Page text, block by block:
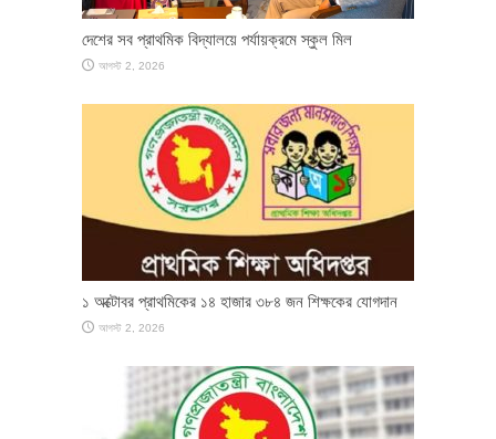
দেশের সব প্রাথমিক বিদ্যালয়ে পর্যায়ক্রমে স্কুল মিল
আগস্ট 2, 2026
১ অক্টোবর প্রাথমিকের ১৪ হাজার ৩৮৪ জন শিক্ষকের যোগদান
আগস্ট 2, 2026